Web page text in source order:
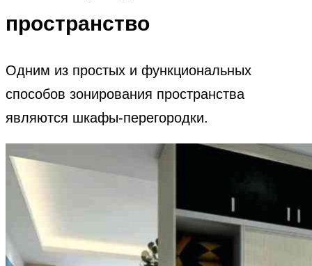
пространство
Одним из простых и функциональных
способов зонирования пространства
являются шкафы-перегородки.